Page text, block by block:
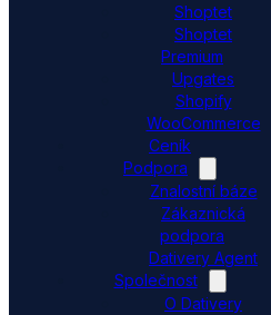
Shoptet
Shoptet
Premium
Upgates
Shopify
WooCommerce
Ceník
Podpora
Znalostní báze
Zákaznická
podpora
Dativery Agent
Společnost
O Dativery